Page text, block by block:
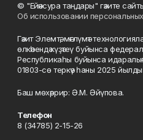
© "Ейәнсура таңдары" гәзите
Об использовании
Гәзит Элемтә, мәғлүмәт
өлкәһендә күҙәтеү буйынса
Республикаһы буйынса
01803-сө теркәү һаны 2025
Баш мөхәррир: Ә.М. Әйүпова.
Телефон
8 (34785) 2-15-26